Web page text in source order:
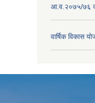
आ.व.२०७५/७६
वार्षिक विकास